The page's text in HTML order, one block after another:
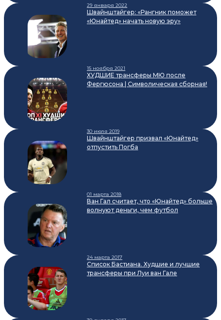
29 января 2022
Швайнштайгер: «Рангник поможет
«Юнайтед» начать новую эру»
15 ноября 2021
ХУДШИЕ трансферы МЮ после
Фергюсона | Cимволическая сборная!
30 июля 2019
Швайнштайгер призвал «Юнайтед»
отпустить Погба
01 марта 2018
Ван Гал считает, что «Юнайтед» больше
волнуют деньги, чем футбол
24 марта 2017
Список Бастиана. Худшие и лучшие
трансферы при Луи ван Гале